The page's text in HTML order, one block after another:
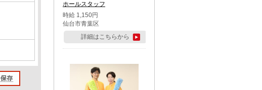
ホールスタッフ
時給 1,150円
仙台市青葉区
詳細はこちらから